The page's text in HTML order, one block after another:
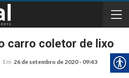
carro coletor de lixo
Em 26 de setembro de 2020 - 09:43